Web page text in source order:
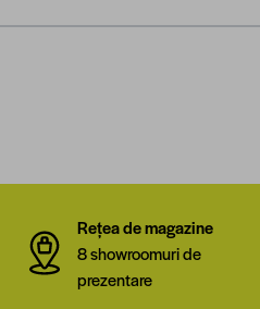
Rețea de magazine
8 showroomuri de
prezentare